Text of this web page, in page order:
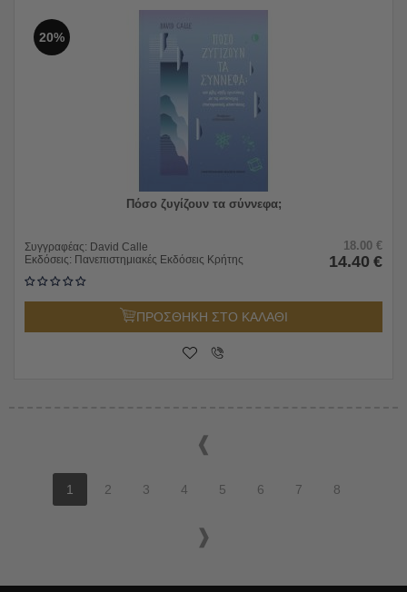
20%
Πόσο ζυγίζουν τα σύννεφα;
Συγγραφέας: David Calle
Εκδόσεις: Πανεπιστημιακές Εκδόσεις Κρήτης
18.00 €
14.40 €
ΠΡΟΣΘΗΚΗ ΣΤΟ ΚΑΛΑΘΙ
1 2 3 4 5 6 7 8